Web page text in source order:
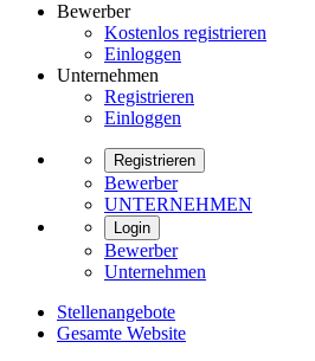
Bewerber
Kostenlos registrieren
Einloggen
Unternehmen
Registrieren
Einloggen
Registrieren
Bewerber
UNTERNEHMEN
Login
Bewerber
Unternehmen
Stellenangebote
Gesamte Website